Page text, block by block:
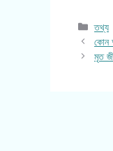
তথ্য
কোন
মৃত